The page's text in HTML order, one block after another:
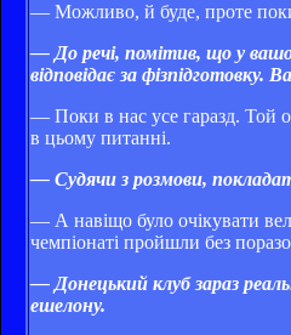
— Можливо, й буде, проте
— До речі, помітив, що у
відповідає за
— Поки в нас усе гаразд. Той
в цьому питанні.
— Судячи з розмови,
— А навіщо було очікувати
чемпіонаті пройшли без
— Донецький клуб зараз
ешелону.